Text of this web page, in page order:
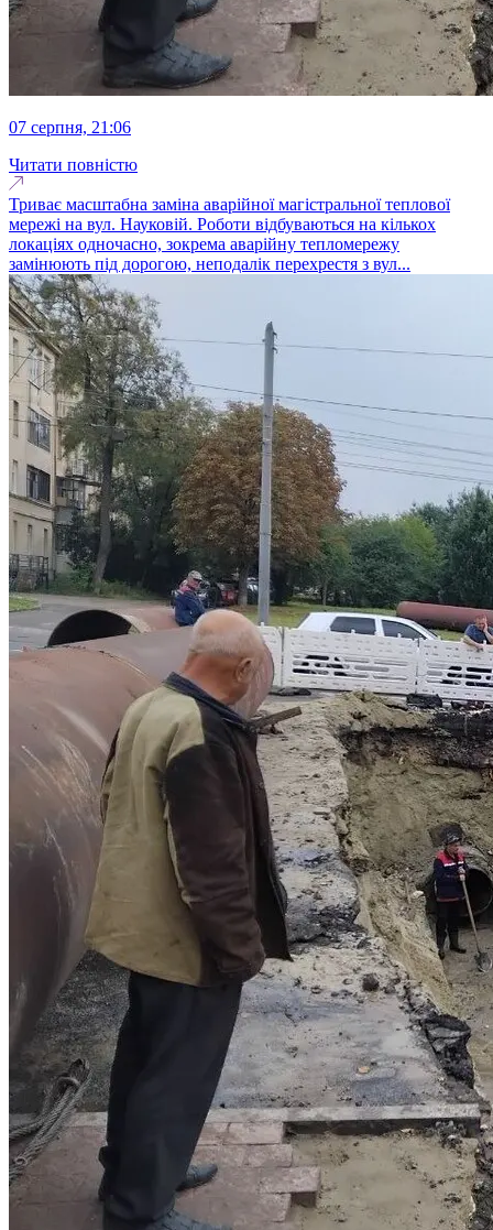
07 серпня, 21:06
Читати повністю
Триває масштабна заміна аварійної магістральної теплової
мережі на вул. Науковій. Роботи відбуваються на кількох
локаціях одночасно, зокрема аварійну тепломережу
замінюють під дорогою, неподалік перехрестя з вул...